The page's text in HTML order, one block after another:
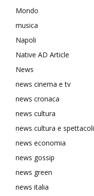
Mondo
musica
Napoli
Native AD Article
News
news cinema e tv
news cronaca
news cultura
news cultura e spettacoli
news economia
news gossip
news green
news italia